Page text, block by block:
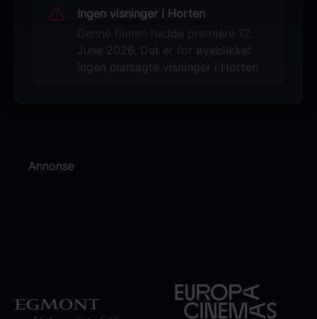
Ingen visninger i Horten
Denne filmen hadde premiere 12.
June 2026. Det er for øyeblikket
ingen planlagte visninger i Horten
Annonse